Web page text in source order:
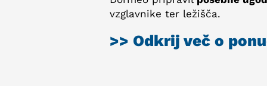
vzglavnike ter ležišča.
>> Odkrij več o